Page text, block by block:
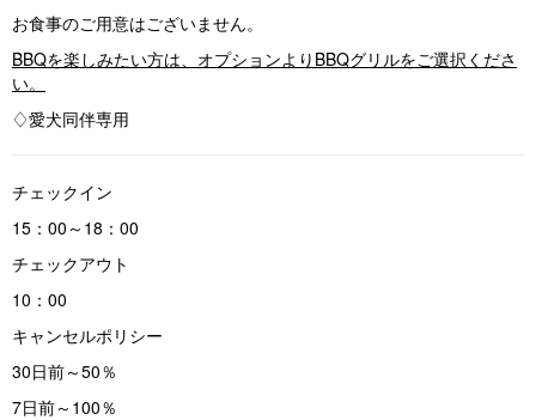
お食事のご用意はございません。
BBQを楽しみたい方は、オプションよりBBQグリルをご選択くださ
い。
♢愛犬同伴専用
チェックイン
15：00～18：00
チェックアウト
10：00
キャンセルポリシー
30日前～50％
7日前～100％